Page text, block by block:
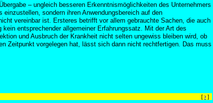
– ungleich besseren Erkenntnismöglichkeiten des Unternehmers
sondern ihren Anwendungsbereich auf den
vereinbar ist. Ersteres betrifft vor allem gebrauchte Sachen, die auch
entsprechender allgemeiner Erfahrungssatz. Mit der Art des
und Ausbruch der Krankheit nicht selten ungewiss bleiben wird, ob
Zeitpunkt vorgelegen hat, lässt sich dann nicht rechtfertigen. Das muss
[ › ]